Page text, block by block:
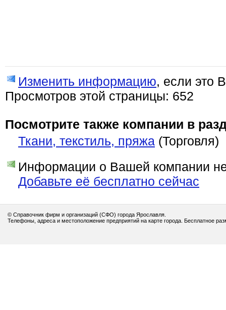
Изменить информацию, если это
Просмотров этой страницы: 652
Посмотрите также компании в
Ткани, текстиль, пряжа (Торговля)
Информации о Вашей компании
Добавьте её бесплатно сейчас
© Справочник фирм и организаций (СФО) города Ярославля.
Телефоны, адреса и местоположение предприятий на карте города. Бесплатное